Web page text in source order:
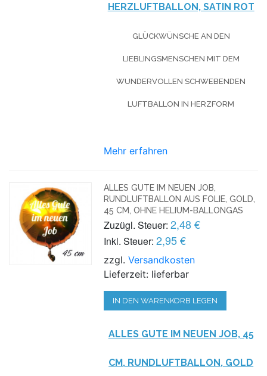
HERZLUFTBALLON, SATIN ROT
GLÜCKWÜNSCHE AN DEN
LIEBLINGSMENSCHEN MIT DEM
WUNDERVOLLEN SCHWEBENDEN
LUFTBALLON IN HERZFORM
Mehr erfahren
ALLES GUTE IM NEUEN JOB,
RUNDLUFTBALLON AUS FOLIE, GOLD,
45 CM, OHNE HELIUM-BALLONGAS
Zuzügl. Steuer: 2,48 €
Inkl. Steuer: 2,95 €
zzgl.Versandkosten
Lieferzeit: lieferbar
IN DEN WARENKORB LEGEN
ALLES GUTE IM NEUEN JOB, 45
CM, RUNDLUFTBALLON, GOLD